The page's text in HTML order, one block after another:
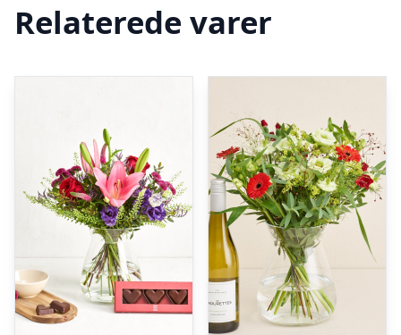
Relaterede varer